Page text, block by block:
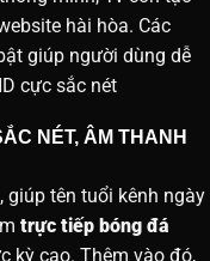
hài hòa. Các
giúp người dùng dễ
cực sắc nét
NÉT, ÂM THANH
tên tuổi kênh ngày
trực tiếp bóng đá
kỳ cao. Thêm vào đó,